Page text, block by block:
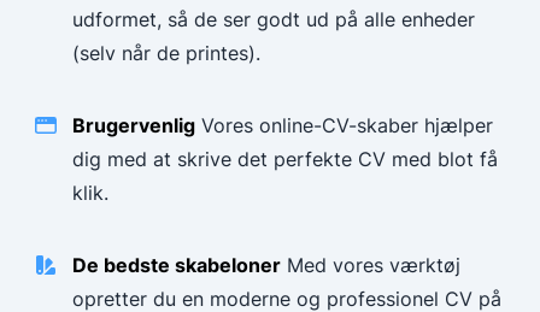
udformet, så de ser godt ud på alle enheder
(selv når de printes).
Brugervenlig Vores online-CV-skaber hjælper
dig med at skrive det perfekte CV med blot få
klik.
De bedste skabeloner Med vores værktøj
opretter du en moderne og professionel CV på